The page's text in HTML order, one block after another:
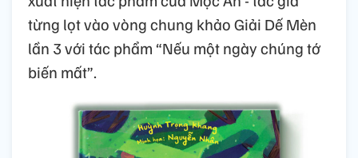
từng lọt vào vòng chung khảo Giải Dế Mèn
lần 3 với tác phẩm “Nếu một ngày chúng tớ
biến mất”.